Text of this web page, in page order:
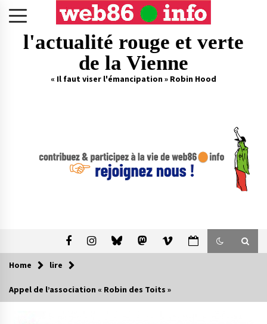
l'actualité rouge et verte
de la Vienne
« Il faut viser l'émancipation » Robin Hood
Home lire
Appel de l’association « Robin des Toits »